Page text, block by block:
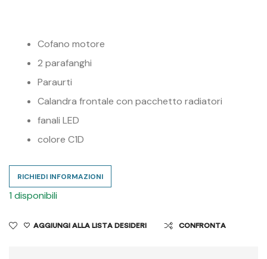
Cofano motore
2 parafanghi
Paraurti
Calandra frontale con pacchetto radiatori
fanali LED
colore C1D
RICHIEDI INFORMAZIONI
1 disponibili
AGGIUNGI ALLA LISTA DESIDERI CONFRONTA